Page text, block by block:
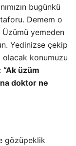
bugünkü
Demem o
yemeden
Yedinizse çekip
olacak konumuzu
“Ak üzüm
doktor ne
gözüpeklik